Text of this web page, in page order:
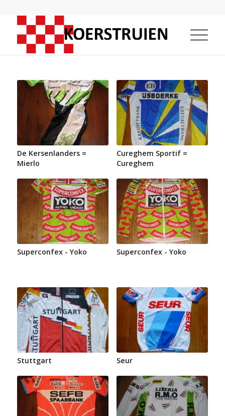
De Kersenlanders =
Mierlo
Cureghem Sportif =
Cureghem
Superconfex - Yoko Superconfex - Yoko
Stuttgart Seur